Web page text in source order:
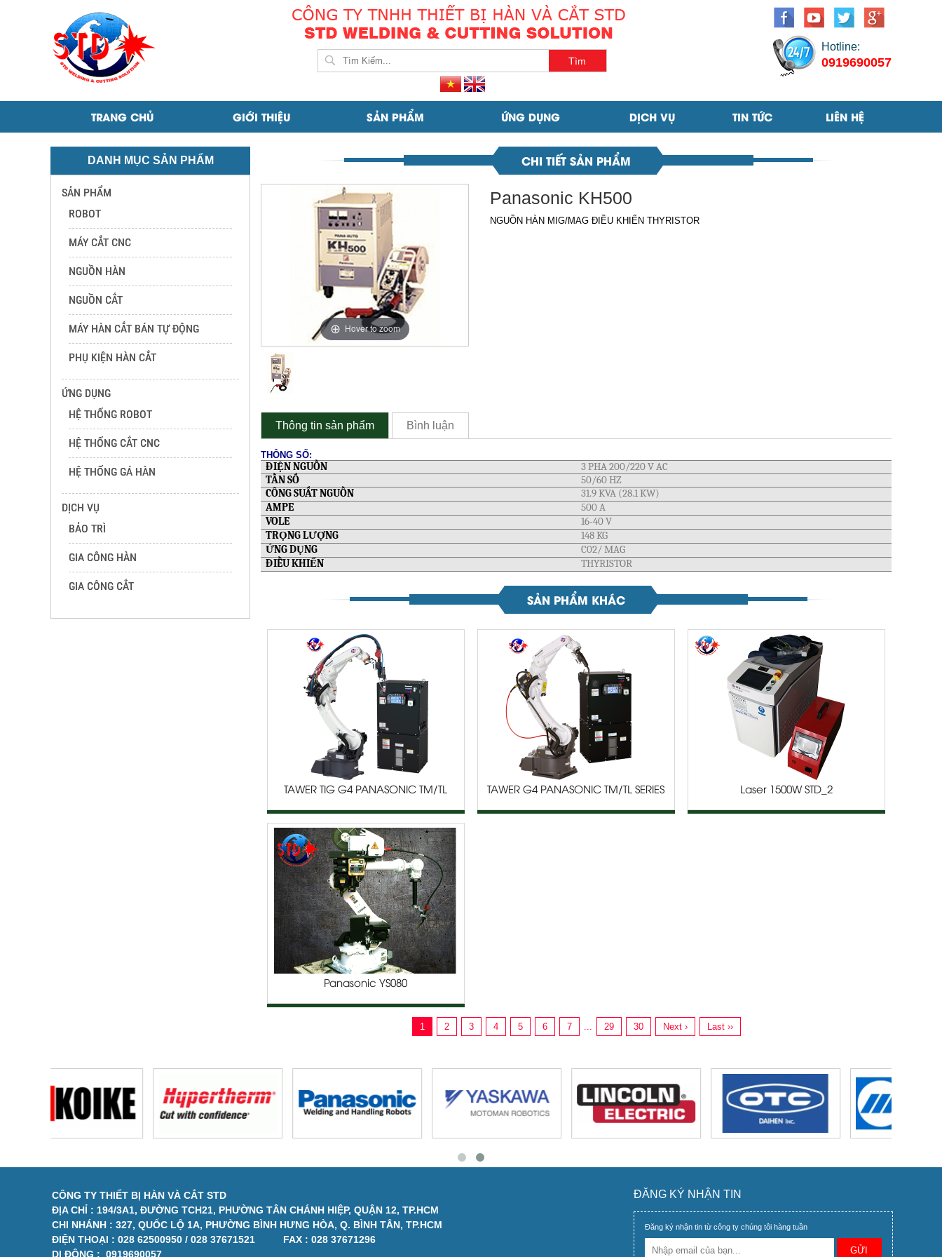
Hotline:
0919690057
TRANG CHỦ GIỚI THIỆU SẢN PHẨM ỨNG DỤNG DỊCH VỤ TIN TỨC LIÊN HỆ
DANH MỤC SẢN PHẨM
SẢN PHẨM
ROBOT
MÁY CẮT CNC
NGUỒN HÀN
NGUỒN CẮT
MÁY HÀN CẮT BÁN TỰ ĐỘNG
PHỤ KIỆN HÀN CẮT
ỨNG DỤNG
HỆ THỐNG ROBOT
HỆ THỐNG CẮT CNC
HỆ THỐNG GÁ HÀN
DỊCH VỤ
BẢO TRÌ
GIA CÔNG HÀN
GIA CÔNG CẮT
CHI TIẾT SẢN PHẨM
Hover to zoom
Panasonic KH500
NGUỒN HÀN MIG/MAG ĐIỀU KHIỂN THYRISTOR
Thông tin sản phẩm Bình luận
THÔNG SỐ:
ĐIỆN NGUỒN
3 PHA 200/220 V AC
TẦN SỐ
50/60 HZ
CÔNG SUẤT NGUỒN
31.9 KVA (28.1 KW)
AMPE
500 A
VOLE
16-40 V
TRỌNG LƯỢNG
148 KG
ỨNG DỤNG
C02/ MAG
ĐIỀU KHIỂN
THYRISTOR
SẢN PHẨM KHÁC
TAWER TIG G4 PANASONIC TM/TL
TAWER G4 PANASONIC TM/TL SERIES Laser 1500W STD_2
Panasonic YS080
1 2 3 4 5 6 7 29 30 Next › Last ››
CÔNG TY THIẾT BỊ HÀN VÀ CẮT STD
ĐỊA CHỈ : 194/3A1, ĐƯỜNG TCH21, PHƯỜNG TÂN CHÁNH HIỆP, QUẬN 12, TP.HCM
CHI NHÁNH : 327, QUỐC LỘ 1A, PHƯỜNG BÌNH HƯNG HÒA, Q. BÌNH TÂN, TP.HCM
ĐIỆN THOẠI : 028 62500950 / 028 37671521 FAX : 028 37671296
DI ĐỘNG : 0919690057
ĐĂNG KÝ NHẬN TIN
Đăng ký nhận tin từ công ty chúng tôi hàng tuần